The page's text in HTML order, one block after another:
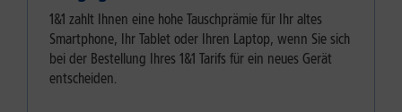
1&1 zahlt Ihnen eine hohe Tauschprämie für Ihr altes
Smartphone, Ihr Tablet oder Ihren Laptop, wenn Sie sich
bei der Bestellung Ihres 1&1 Tarifs für ein neues Gerät
entscheiden.